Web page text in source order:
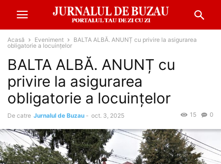
Acasă Eveniment
BALTA ALBĂ. ANUNȚ cu privire la asigurarea
obligatorie a locuințelor
BALTA ALBĂ. ANUNȚ cu
privire la asigurarea
obligatorie a locuințelor
De catre Jurnalul de Buzau - oct. 3, 2025 0
15